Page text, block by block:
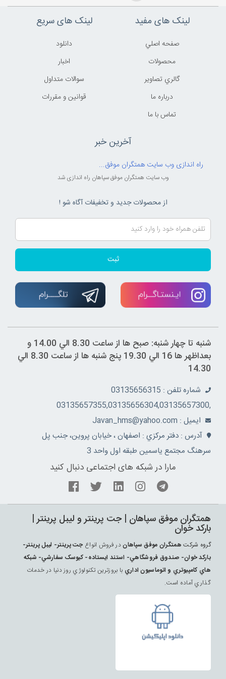
لینک های مفید
صفحه اصلي
محصولات
گالري تصاوير
درباره ما
تماس با ما
لینک های سریع
دانلود
اخبار
سوالات متداول
قوانين و مقررات
آخرین خبر
راه اندازی وب سایت همتگران موفق...
وب سایت همتگران موفق سپاهان راه اندازی شد
از محصولات جدید و تخفیفات آگاه شو !
ثبت
شنبه تا چهار شنبه: صبح ها از ساعت 8.30 الي 14.00 و
بعداظهر ها 16 الي 19.30 پنج شنبه ها از ساعت 8.30 الي
14.30
شماره تلفن : 03135656315
,03135657355,03135656304,03135657300
ايميل : Javan_hms@yahoo.com
آدرس : دفتر مرکزي : اصفهان ، خيابان پروين، جنب پل
سرهنگ مجتمع ياسمين طبقه اول واحد 3
مارا در شبکه های اجتماعی دنبال کنید
همتگران موفق سپاهان | جت پرينتر و ليبل پرينتر |
بارکد خوان
گروه شرکت همتگران موفق سپاهاندر فروش انواع جت پرينتر- ليبل پرينتر-
بارکد خوان- صندوق فروشگاهي- استند ايستاده- کيوسک سفارشي- شبکه
هاي کامپيوتري و اتوماسيون اداري با بروزترين تکنولوژي روز دنيا در خدمات
گذاري آماده است.